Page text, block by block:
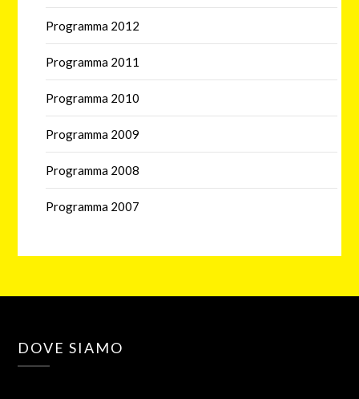
Programma 2012
Programma 2011
Programma 2010
Programma 2009
Programma 2008
Programma 2007
DOVE SIAMO